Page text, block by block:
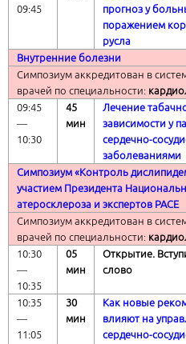
09:45
прогноз у
поражением
русла
Внутренние болезни
Симпозиум аккредитован в
врачей по специальности:
09:45
―
10:30
45
мин
Лечение
зависимости у
сердечно-
заболеваниями
Симпозиум «Контроль
участием Президента
атеросклероза и экспертов PACE
Симпозиум аккредитован в
врачей по специальности:
10:30
―
10:35
05
мин
Открытие.
слово
10:35
―
1 1 :05
30
мин
Как новые
влияют на
сердечно-